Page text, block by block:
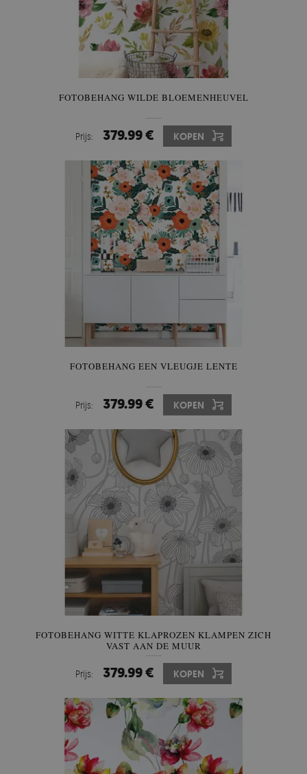
FOTOBEHANG WILDE BLOEMENHEUVEL
Prijs: 379.99 € KOPEN
FOTOBEHANG EEN VLEUGJE LENTE
Prijs: 379.99 € KOPEN
FOTOBEHANG WITTE KLAPROZEN KLAMPEN ZICH
VAST AAN DE MUUR
Prijs: 379.99 € KOPEN